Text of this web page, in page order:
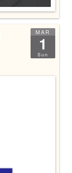
MAR
1
Sun